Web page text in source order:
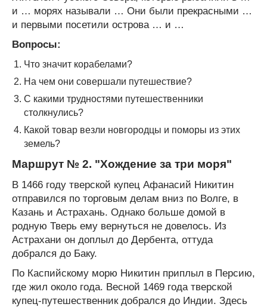
и … морях называли … Они были прекрасными …
и первыми посетили острова … и …
Вопросы:
Что значит корабелами?
На чем они совершали путешествие?
С какими трудностями путешественники
столкнулись?
Какой товар везли новгородцы и поморы из этих
земель?
Маршрут № 2. "Хождение за три моря"
В 1466 году тверской купец Афанасий Никитин
отправился по торговым делам вниз по Волге, в
Казань и Астрахань. Однако больше домой в
родную Тверь ему вернуться не довелось. Из
Астрахани он доплыл до Дербента, оттуда
добрался до Баку.
По Каспийскому морю Никитин приплыл в Персию,
где жил около года. Весной 1469 года тверской
купец-путешественник добрался до Индии. Здесь